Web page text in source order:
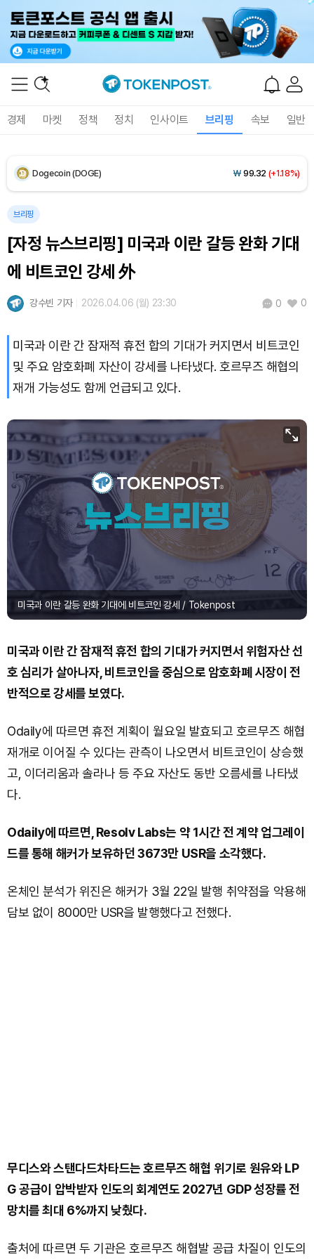
경제 마켓 정책 정치 인사이트 브리핑 속보 일반
XRP (XRP) ₩ 1,460(-0.82%)
Dogecoin (DOGE) ₩ 99.32 (+1.18%)
Bitcoin (BTC)
브리핑
[자정 뉴스브리핑] 미국과 이란 갈등 완화 기대
에 비트코인 강세 外
강수빈 기자 2026.04.06 (월) 23:30 0 0
미국과 이란 간 잠재적 휴전 합의 기대가 커지면서 비트코인
및 주요 암호화폐 자산이 강세를 나타냈다. 호르무즈 해협의
재개 가능성도 함께 언급되고 있다.
미국과 이란 갈등 완화 기대에 비트코인 강세 / Tokenpost
미국과 이란 간 잠재적 휴전 합의 기대가 커지면서 위험자산 선
호 심리가 살아나자, 비트코인을 중심으로 암호화폐 시장이 전
반적으로 강세를 보였다.
Odaily에 따르면 휴전 계획이 월요일 발효되고 호르무즈 해협
재개로 이어질 수 있다는 관측이 나오면서 비트코인이 상승했
고, 이더리움과 솔라나 등 주요 자산도 동반 오름세를 나타냈
다.
Odaily에 따르면, Resolv Labs는 약 1시간 전 계약 업그레이
드를 통해 해커가 보유하던 3673만 USR을 소각했다.
온체인 분석가 위진은 해커가 3월 22일 발행 취약점을 악용해
담보 없이 8000만 USR을 발행했다고 전했다.
무디스와 스탠다드차타드는 호르무즈 해협 위기로 원유와 LP
G 공급이 압박받자 인도의 회계연도 2027년 GDP 성장률 전
망치를 최대 6%까지 낮췄다.
출처에 따르면 두 기관은 호르무즈 해협발 공급 차질이 인도의